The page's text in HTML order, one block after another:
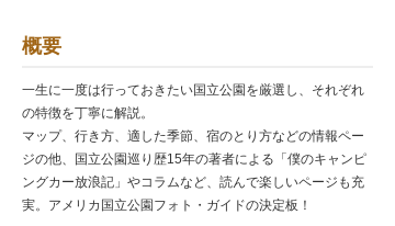
概要
一生に一度は行っておきたい国立公園を厳選し、それぞれ
の特徴を丁寧に解説。
マップ、行き方、適した季節、宿のとり方などの情報ペー
ジの他、国立公園巡り歴15年の著者による「僕のキャンピ
ングカー放浪記」やコラムなど、読んで楽しいページも充
実。アメリカ国立公園フォト・ガイドの決定板！